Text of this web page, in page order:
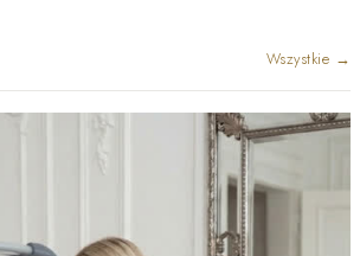
Wszystkie →